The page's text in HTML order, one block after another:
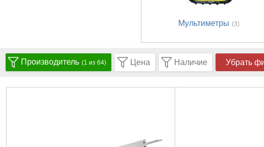
Мультиметры (3)
Производитель (1 из 64) Цена Наличие Убрать